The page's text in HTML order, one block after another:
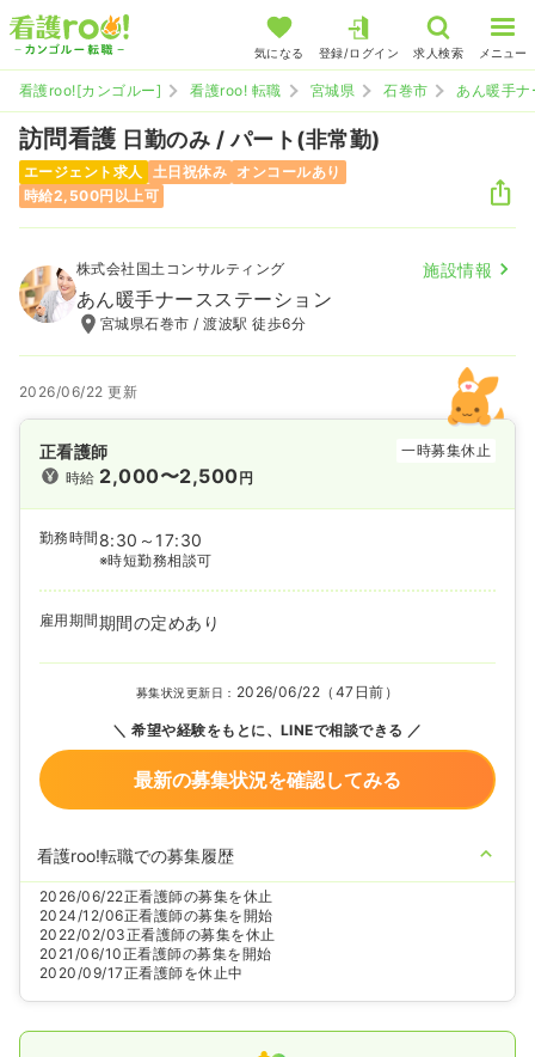
気になる 登録/ログイン 求人検索 メニュー
看護roo![カンゴルー] 看護roo! 転職 宮城県 石巻市 あん暖手
訪問看護 日勤のみ / パート(非常勤)
エージェント求人 土日祝休み オンコールあり
時給2,500円以上可
株式会社国土コンサルティング 施設情報
あん暖手ナースステーション
宮城県石巻市 / 渡波駅 徒歩6分
2026/06/22 更新
正看護師
一時募集休止
時給 2,000〜2,500円
勤務時間 8:30～17:30
※時短勤務相談可
雇用期間期間の定めあり
募集状況更新日： 2026/06/22（47日前）
希望や経験をもとに、LINEで相談できる
最新の募集状況を確認してみる
看護roo!転職での募集履歴
2026/06/22正看護師の募集を休止
2024/12/06正看護師の募集を開始
2022/02/03正看護師の募集を休止
2021/06/10正看護師の募集を開始
2020/09/17正看護師を休止中